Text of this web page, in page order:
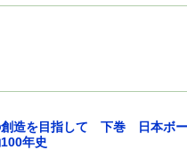
史
創造を目指して 下巻 日本ボー
100年史